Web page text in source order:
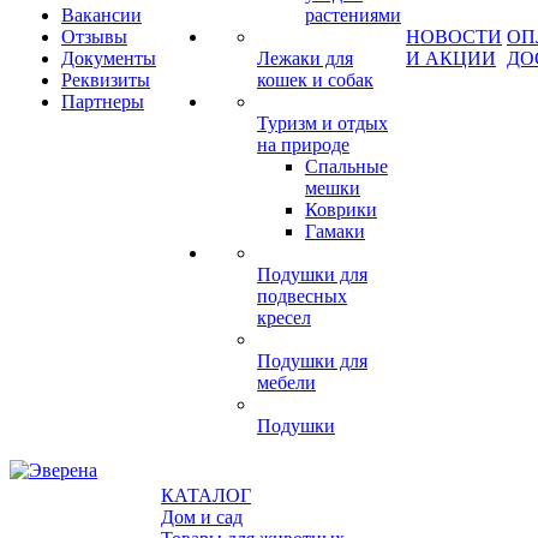
Вакансии
Отзывы
Документы
Реквизиты
Партнеры
растениями
Лежаки для
кошек и собак
Туризм и отдых
на природе
Спальные
мешки
Коврики
Гамаки
Подушки для
подвесных
кресел
Подушки для
мебели
Подушки
НОВОСТИ
И АКЦИИ
КАТАЛОГ
Дом и сад